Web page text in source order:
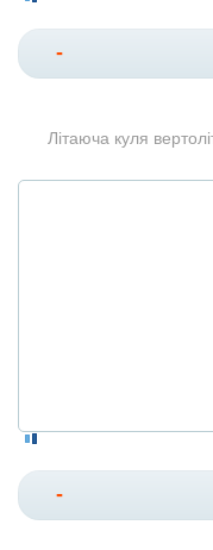
-
Літаюча куля
-